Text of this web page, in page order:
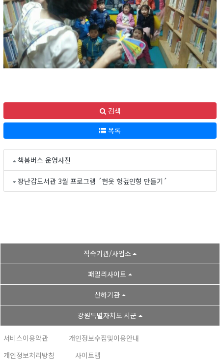
검색
목록
책봄버스 운영사진
장난감도서관 3월 프로그램 ´헌옷 헝겊인형 만들기´
직속기관/사업소
패밀리사이트
산하기관
강원특별자치도 시군
서비스이용약관
개인정보수집및이용안내
개인정보처리방침
사이트맵